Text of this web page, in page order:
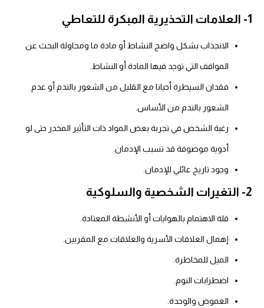
1- العلامات التحذيرية المبكرة للتعاطي
الانجذاب بشكل واضح النشاط أو مادة ما ومحاولة البحث عن
المواقف التي توجد فيها المادة أو النشاط.
فقدان السيطرة أحيانا مع القليل من الشعور بالندم أو عدم
الشعور بالندم من الأساس.
رغبة الشخص في تجربة بعض المواد ذات التأثير المخدر حتى لو
أدوية موصوفة قد تسبب الإدمان.
وجود تاريخ عائلي للإدمان.
2- التغيرات الشخصية والسلوكية
قلة الاهتمام بالهوايات أو الأنشطة المعتادة.
إهمال العلاقات الأسرية والعلاقات مع المقربين.
الميل للمخاطرة.
اضطرابات النوم.
الغموض والوحدة.